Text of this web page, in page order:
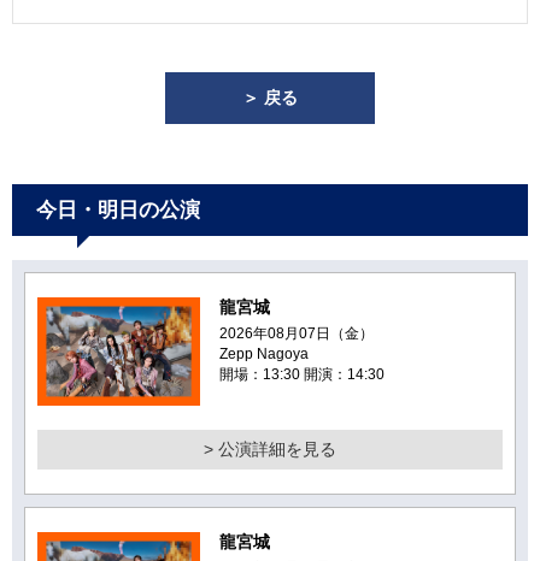
＞ 戻る
今日・明日の公演
龍宮城
2026年08月07日（金）
Zepp Nagoya
開場：13:30 開演：14:30
> 公演詳細を見る
龍宮城